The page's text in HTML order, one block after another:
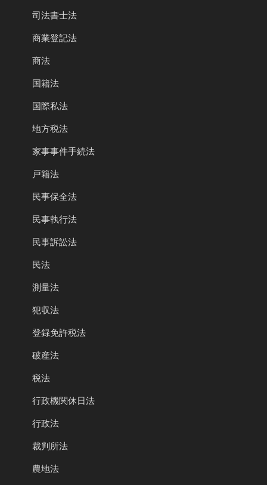
司法書士法
商業登記法
商法
国籍法
国際私法
地方税法
家事事件手続法
戸籍法
民事保全法
民事執行法
民事訴訟法
民法
測量法
犯収法
登録免許税法
破産法
税法
行政機関休日法
行政法
裁判所法
農地法